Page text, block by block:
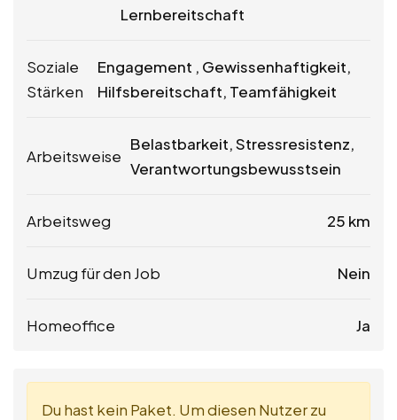
Lernbereitschaft
Soziale
Stärken
Engagement , Gewissenhaftigkeit,
Hilfsbereitschaft, Teamfähigkeit
Arbeitsweise
Belastbarkeit, Stressresistenz,
Verantwortungsbewusstsein
Arbeitsweg 25 km
Umzug für den Job Nein
Homeoffice Ja
Du hast kein Paket. Um diesen Nutzer zu